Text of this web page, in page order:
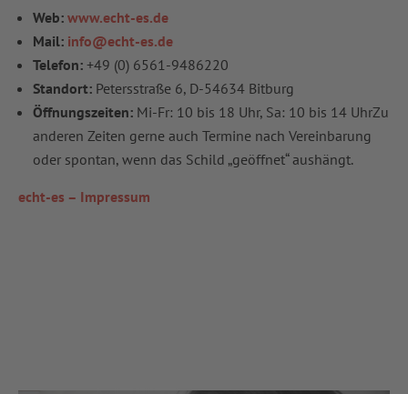
Web: www.echt-es.de
Mail: info@echt-es.de
Telefon: +49 (0) 6561-9486220
Standort: Petersstraße 6, D-54634 Bitburg
Öffnungszeiten: Mi-Fr: 10 bis 18 Uhr, Sa: 10 bis 14 UhrZu
anderen Zeiten gerne auch Termine nach Vereinbarung
oder spontan, wenn das Schild „geöffnet“ aushängt.
echt-es – Impressum